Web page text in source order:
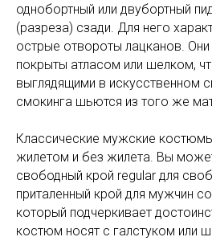
однобортный или двубортный
(разреза) сзади. Для него
острые отвороты лацканов.
покрыты атласом или шелком,
выглядящими в искусственном
смокинга шьются из того же
Классические мужские
жилетом и без жилета. Вы
свободный крой regular для
приталенный крой для мужчин
который подчеркивает
костюм носят с галстуком или